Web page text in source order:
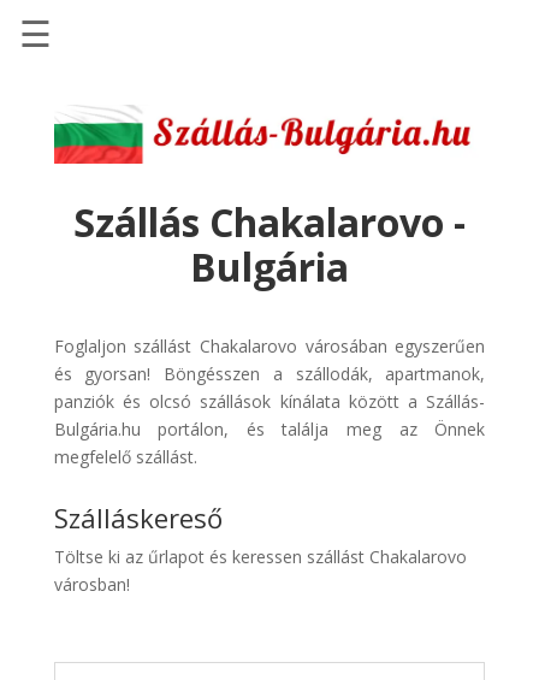
Szállások
Repülőjegy
pénzvisszatérítéssel
Discover
Cars
Transzfer
Kiwi
Taxi
☰
Szállás Chakalarovo -
Bulgária
Foglaljon szállást Chakalarovo városában egyszerűen
és gyorsan! Böngésszen a szállodák, apartmanok,
panziók és olcsó szállások kínálata között a Szállás-
Bulgária.hu portálon, és találja meg az Önnek
megfelelő szállást.
Szálláskereső
Töltse ki az űrlapot és keressen szállást Chakalarovo
városban!